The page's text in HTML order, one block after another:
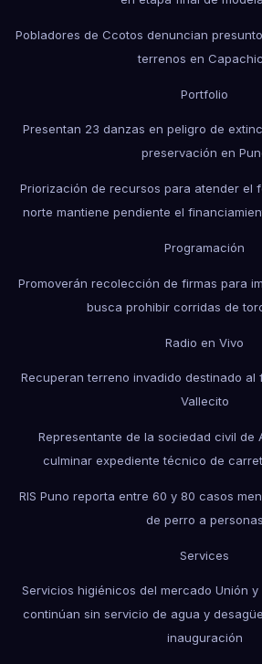
Pobladores de Ccotos denuncian
terrenos en
Portfolio
Presentan 23 danzas en peligro de
preservación en
Priorización de recursos para atender el
norte mantiene pendiente el
Programación
Promoverán recolección de firmas para
busca prohibir corridas de
Radio en Vivo
Recuperan terreno invadido destinado
Vallecito
Representante de la sociedad civil de
culminar expediente técnico de
RIS Puno reporta entre 60 y 80 casos
de perro a personas
Services
Servicios higiénicos del mercado Unión y
continúan sin servicio de agua y
inauguración